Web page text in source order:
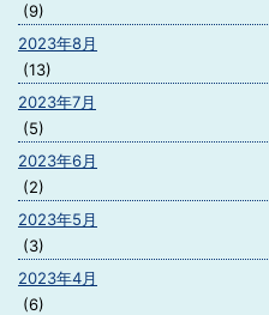
(9)
2023年8月
(13)
2023年7月
(5)
2023年6月
(2)
2023年5月
(3)
2023年4月
(6)